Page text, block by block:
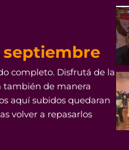
septiembre
completo. Disfrutá de la
también de manera
aquí subidos quedaran
volver a repasarlos